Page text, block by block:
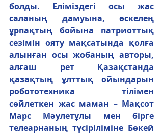
болды. Еліміздегі осы жас
саланың дамуына, өскелең
ұрпақтың бойына патриоттық
сезімін ояту мақсатында қолға
алынған осы жобаның авторы,
алғаш рет Қазақстанда
қазақтың ұлттық ойындарын
робототехника тілімен
сөйлеткен жас маман – Мақсот
Марс Мәулетұлы мен бірге
телеарнаның түсіріліміне Бөкей